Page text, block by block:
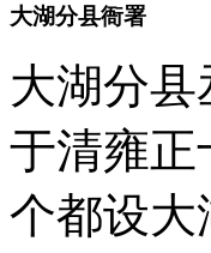
大湖分县衙署
大湖分
于清雍正
个都设大